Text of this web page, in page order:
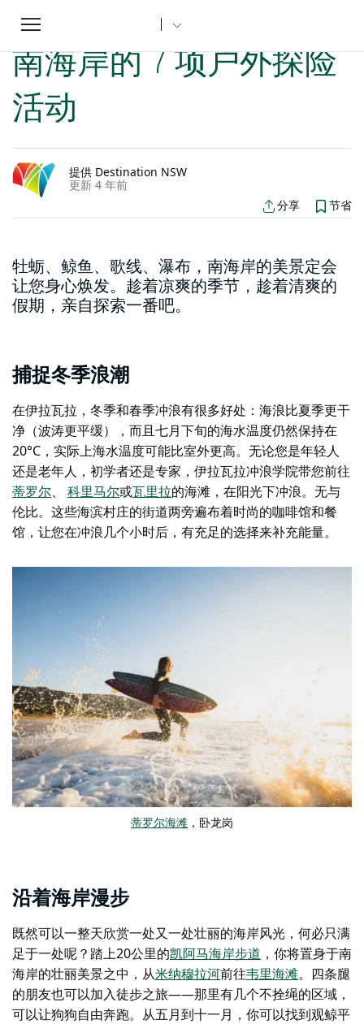
Toggle
navigation
家
南海岸的 7 项户外探险
活动
提供 Destination NSW
更新 4 年前
分享 节省
牡蛎、鲸鱼、歌线、瀑布，南海岸的美景定会
让您身心焕发。趁着凉爽的季节，趁着清爽的
假期，亲自探索一番吧。
捕捉冬季浪潮
在伊拉瓦拉，冬季和春季冲浪有很多好处：海浪比夏季更干
净（波涛更平缓），而且七月下旬的海水温度仍然保持在
20°C，实际上海水温度可能比室外更高。无论您是年轻人
还是老年人，初学者还是专家， 伊拉瓦拉冲浪学院带您前往
蒂罗尔、 科里马尔或瓦里拉的海滩，在阳光下冲浪。无与
伦比。这些海滨村庄的街道两旁遍布着时尚的咖啡馆和餐
馆，让您在冲浪几个小时后，有充足的选择来补充能量。
蒂罗尔海滩 ，卧龙岗
沿着海岸漫步
既然可以一整天欣赏一处又一处壮丽的海岸风光，何必只满
足于一处呢？踏上20公里的凯阿马海岸步道 ，你将置身于南
海岸的壮丽美景之中，从米纳穆拉河前往韦里海滩。四条腿
的朋友也可以加入徒步之旅——那里有几个不拴绳的区域，
可以让狗狗自由奔跑。从五月到十一月，你可以找到观鲸平